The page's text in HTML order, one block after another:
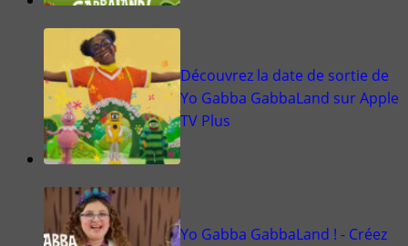
Découvrez la date de sortie de
Yo Gabba GabbaLand sur Apple
TV Plus
Yo Gabba GabbaLand ! - Créez